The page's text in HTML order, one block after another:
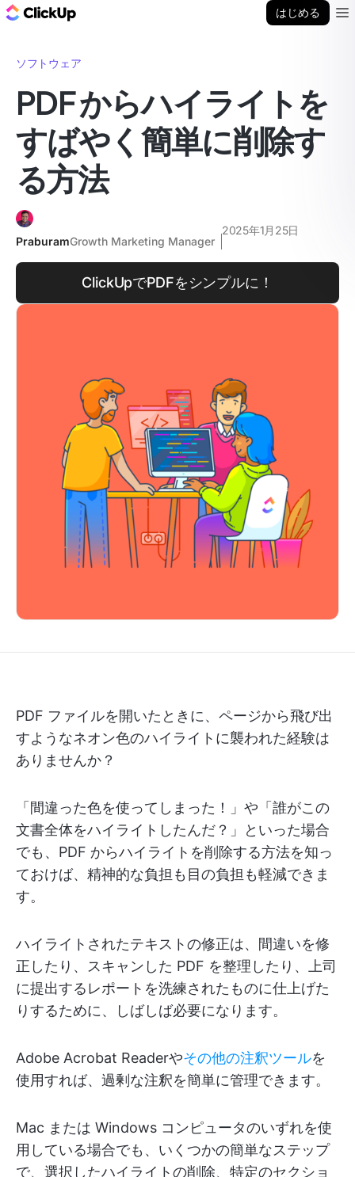
はじめる
ソフトウェア
PDF からハイライトを
すばやく簡単に削除す
る方法
PraburamGrowth Marketing Manager
2025年1月25日
ClickUpでPDFをシンプルに！
PDF ファイルを開いたときに、ページから飛び出
すようなネオン色のハイライトに襲われた経験は
ありませんか？
「間違った色を使ってしまった！」や「誰がこの
文書全体をハイライトしたんだ？」といった場合
でも、PDF からハイライトを削除する方法を知っ
ておけば、精神的な負担も目の負担も軽減できま
す。
ハイライトされたテキストの修正は、間違いを修
正したり、スキャンした PDF を整理したり、上司
に提出するレポートを洗練されたものに仕上げた
りするために、しばしば必要になります。
Adobe Acrobat Readerやその他の注釈ツールを
使用すれば、過剰な注釈を簡単に管理できます。
Mac または Windows コンピュータのいずれを使
用している場合でも、いくつかの簡単なステップ
で、選択したハイライトの削除、特定のセクショ